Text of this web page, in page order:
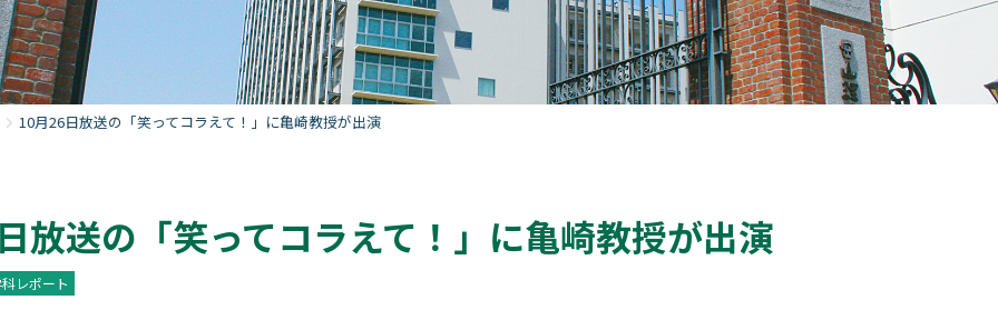
10月26日放送の「笑ってコラえて！」に亀崎教授が出演
放送の「笑ってコラえて！」に亀崎教授が出演
レポート